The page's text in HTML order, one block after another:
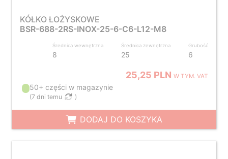
KÓŁKO ŁOŻYSKOWE
BSR-688-2RS-INOX-25-6-C6-L12-M8
Średnica wewnętrzna
8
Średnica zewnętrzna
25
Grubość
6
25,25 PLNW TYM. VAT
50+ części w magazynie
(7 dni temu )
DODAJ DO KOSZYKA